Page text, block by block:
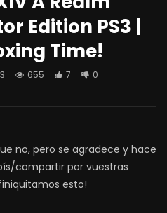
Edition PS3 |
Time!
655 7 0
no, pero se agradece y hace
compartir por vuestras
esto!